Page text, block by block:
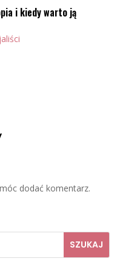
i kiedy warto ją
dodać komentarz.